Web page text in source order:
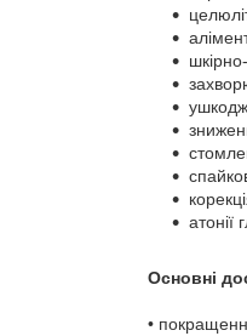
атонії
Основні
•